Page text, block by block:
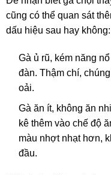
cũng có thể quan sát
dấu hiệu sau hay không:
Gà ủ rũ, kém năng
đàn. Thậm chí,
oải.
Gà ăn ít, không ăn
kê thêm vào chế độ
màu nhợt nhạt hơn,
đầu.